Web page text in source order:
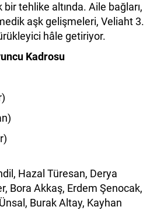
tehlike altında. Aile bağları,
aşk gelişmeleri, Veliaht 3.
hâle getiriyor.
Kadrosu
Hazal Türesan, Derya
Bora Akkaş, Erdem Şenocak,
Burak Altay, Kayhan